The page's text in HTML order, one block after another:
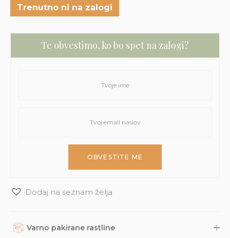
Trenutno ni na zalogi
Te obvestimo, ko bo spet na zalogi?
Dodaj na seznam želja
Varno pakirane rastline